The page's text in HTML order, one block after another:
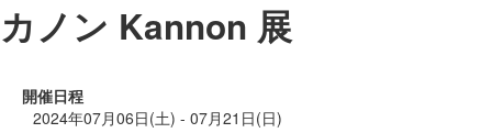
カノン Kannon 展
開催日程
2024年07月06日(土) - 07月21日(日)